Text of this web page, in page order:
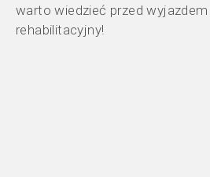
warto wiedzieć przed
rehabilitacyjny!